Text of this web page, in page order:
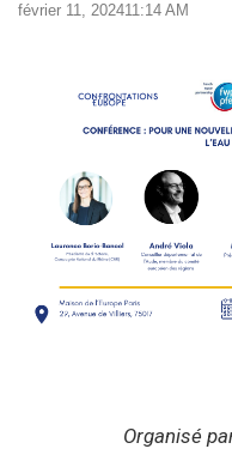
février 11, 202411:14 AM
Organisé par